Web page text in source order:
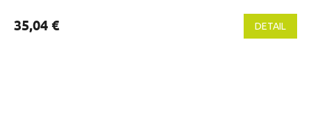
35,04 € DETAIL